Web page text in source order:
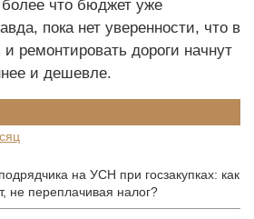
что бюджет уже
пока нет уверенности, что в
и ремонтировать дороги начнут
и дешевле.
на УСН при госзакупках: как
не переплачивая налог?